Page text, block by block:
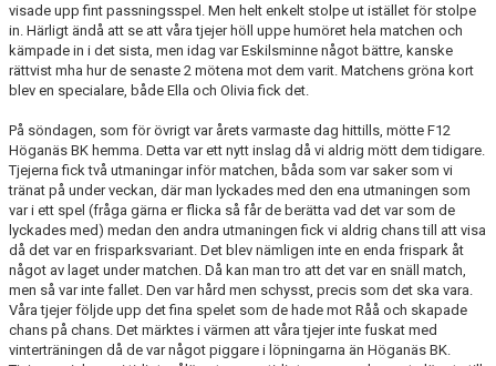
visade upp fint passningsspel. Men helt enkelt stolpe ut istället för stolpe
in. Härligt ändå att se att våra tjejer höll uppe humöret hela matchen och
kämpade in i det sista, men idag var Eskilsminne något bättre, kanske
rättvist mha hur de senaste 2 mötena mot dem varit. Matchens gröna kort
blev en specialare, både Ella och Olivia fick det.
På söndagen, som för övrigt var årets varmaste dag hittills, mötte F12
Höganäs BK hemma. Detta var ett nytt inslag då vi aldrig mött dem tidigare.
Tjejerna fick två utmaningar inför matchen, båda som var saker som vi
tränat på under veckan, där man lyckades med den ena utmaningen som
var i ett spel (fråga gärna er flicka så får de berätta vad det var som de
lyckades med) medan den andra utmaningen fick vi aldrig chans till att visa
då det var en frisparksvariant. Det blev nämligen inte en enda frispark åt
något av laget under matchen. Då kan man tro att det var en snäll match,
men så var inte fallet. Den var hård men schysst, precis som det ska vara.
Våra tjejer följde upp det fina spelet som de hade mot Råå och skapade
chans på chans. Det märktes i värmen att våra tjejer inte fuskat med
vinterträningen då de var något piggare i löpningarna än Höganäs BK.